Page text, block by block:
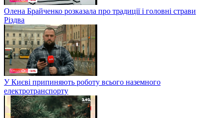
Олена Брайченко розказала про традиції і головні страви
Різдва
У Києві припиняють роботу всього наземного
електротранспорту